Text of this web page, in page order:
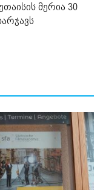
მერია 30